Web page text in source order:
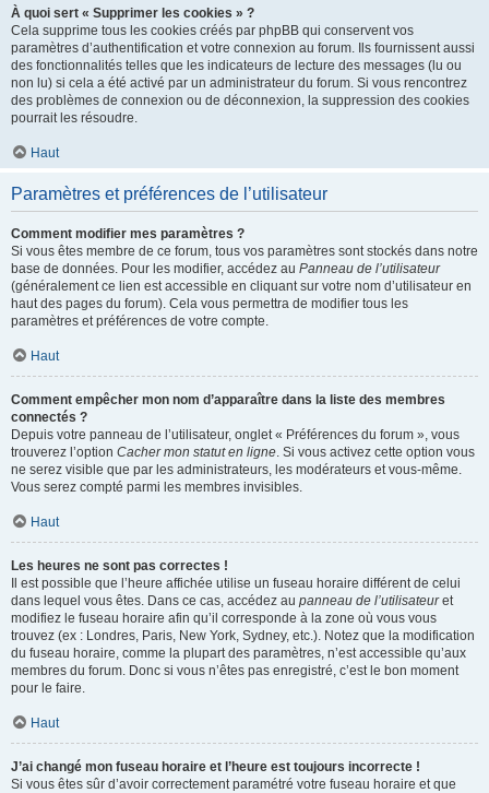
À quoi sert « Supprimer les cookies » ?
Cela supprime tous les cookies créés par phpBB qui conservent vos
paramètres d’authentification et votre connexion au forum. Ils fournissent aussi
des fonctionnalités telles que les indicateurs de lecture des messages (lu ou
non lu) si cela a été activé par un administrateur du forum. Si vous rencontrez
des problèmes de connexion ou de déconnexion, la suppression des cookies
pourrait les résoudre.
Haut
Paramètres et préférences de l’utilisateur
Comment modifier mes paramètres ?
Si vous êtes membre de ce forum, tous vos paramètres sont stockés dans notre
base de données. Pour les modifier, accédez au Panneau de l’utilisateur
(généralement ce lien est accessible en cliquant sur votre nom d’utilisateur en
haut des pages du forum). Cela vous permettra de modifier tous les
paramètres et préférences de votre compte.
Haut
Comment empêcher mon nom d’apparaître dans la liste des membres
connectés ?
Depuis votre panneau de l’utilisateur, onglet « Préférences du forum », vous
trouverez l’option Cacher mon statut en ligne. Si vous activez cette option vous
ne serez visible que par les administrateurs, les modérateurs et vous-même.
Vous serez compté parmi les membres invisibles.
Haut
Les heures ne sont pas correctes !
Il est possible que l’heure affichée utilise un fuseau horaire différent de celui
dans lequel vous êtes. Dans ce cas, accédez au panneau de l’utilisateuret
modifiez le fuseau horaire afin qu’il corresponde à la zone où vous vous
trouvez (ex : Londres, Paris, New York, Sydney, etc.). Notez que la modification
du fuseau horaire, comme la plupart des paramètres, n’est accessible qu’aux
membres du forum. Donc si vous n’êtes pas enregistré, c’est le bon moment
pour le faire.
Haut
J’ai changé mon fuseau horaire et l’heure est toujours incorrecte !
Si vous êtes sûr d’avoir correctement paramétré votre fuseau horaire et que